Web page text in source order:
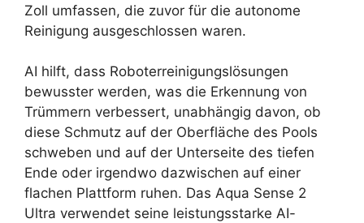
Zoll umfassen, die zuvor für die autonome
Reinigung ausgeschlossen waren.
AI hilft, dass Roboterreinigungslösungen
bewusster werden, was die Erkennung von
Trümmern verbessert, unabhängig davon, ob
diese Schmutz auf der Oberfläche des Pools
schweben und auf der Unterseite des tiefen
Ende oder irgendwo dazwischen auf einer
flachen Plattform ruhen. Das Aqua Sense 2
Ultra verwendet seine leistungsstarke AI-